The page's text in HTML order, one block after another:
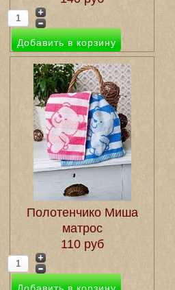
Полотенчико Миша
матрос
110 руб